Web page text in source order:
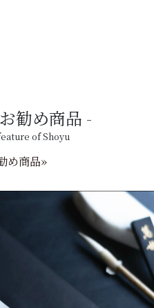
勧め商品
of Shoyu
め商品»